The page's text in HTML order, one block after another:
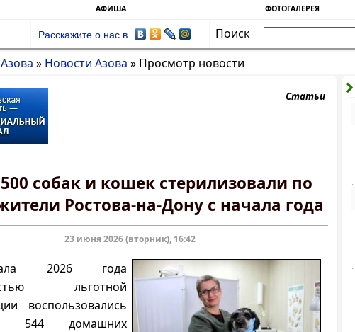
АФИША ФОТОГАЛЕРЕЯ
Расскажите о нас в
Поиск
» Новости Азова » Просмотр новости
Статьи
собак и кошек стерилизовали по
Ростова-на-Дону с начала года
23 июня 2026 (вторник), 16:42
2026 года
льготной
воспользовались
544 домашних